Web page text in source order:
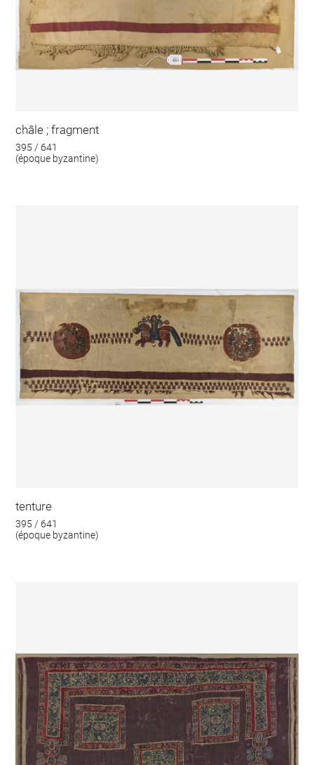
châle ; fragment
395 / 641
(époque byzantine)
tenture
395 / 641
(époque byzantine)